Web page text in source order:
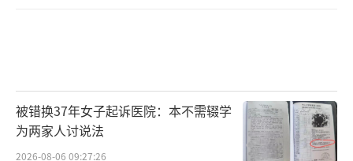
被错换37年女子起诉医院：本不需辍学
为两家人讨说法
2026-08-06 09:27:26